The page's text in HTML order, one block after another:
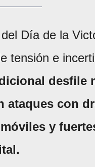
Día de la
tensión e
desfile
ataques con
y